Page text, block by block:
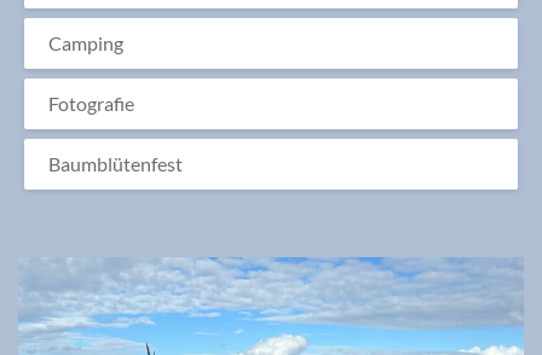
Camping
Fotografie
Baumblütenfest